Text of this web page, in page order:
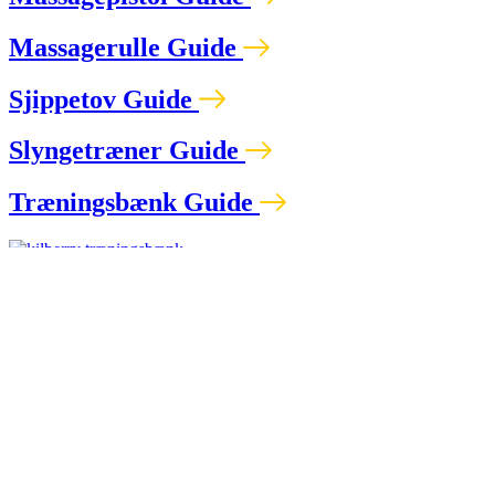
Massagerulle Guide
Sjippetov Guide
Slyngetræner Guide
Træningsbænk Guide